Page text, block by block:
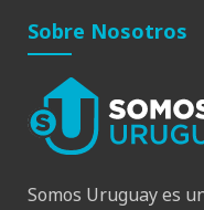
Sobre Nosotros
Somos Uruguay es